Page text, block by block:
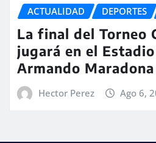
ACTUALIDAD DEPORTES
La final del Torneo
jugará en el
Armando
Hector Perez Ago 6,